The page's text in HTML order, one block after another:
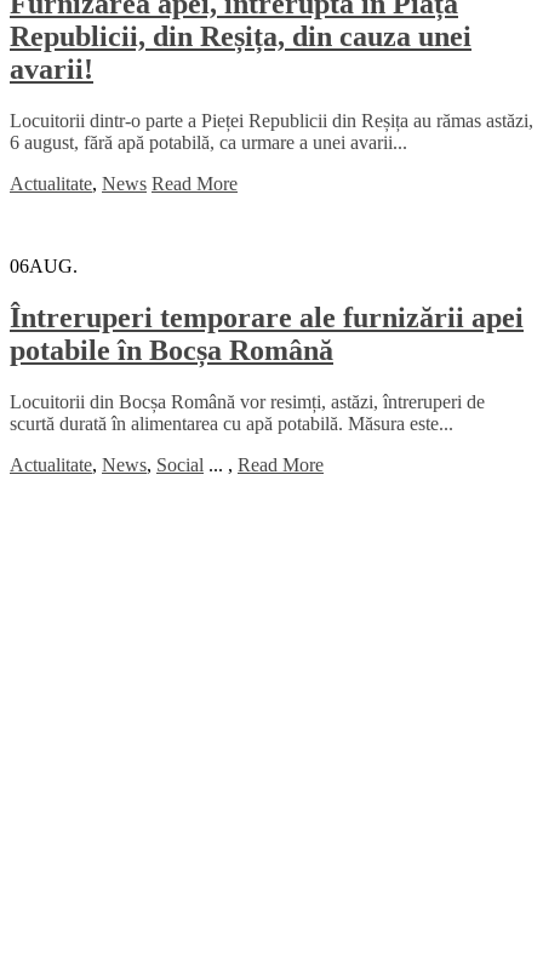
Republicii, din Reșița, din cauza unei
avarii!
Locuitorii dintr-o parte a Pieței Republicii din Reșița au rămas astăzi,
6 august, fără apă potabilă, ca urmare a unei avarii...
Actualitate, News Read More
06AUG.
Întreruperi temporare ale furnizării apei
potabile în Bocșa Română
Locuitorii din Bocșa Română vor resimți, astăzi, întreruperi de
scurtă durată în alimentarea cu apă potabilă. Măsura este...
Actualitate, News, Social ... , Read More